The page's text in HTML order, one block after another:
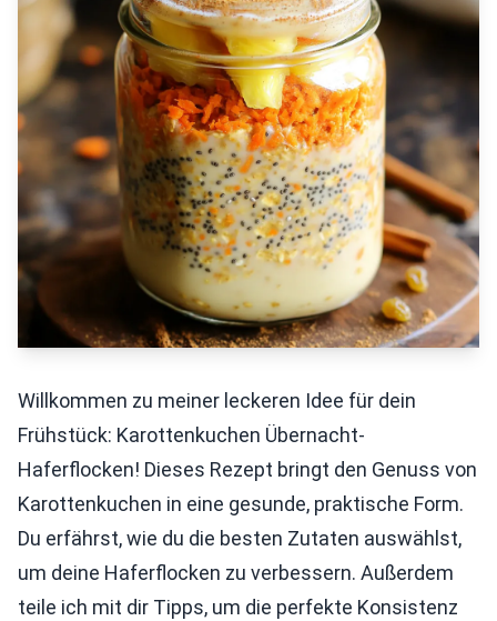
Willkommen zu meiner leckeren Idee für dein
Frühstück: Karottenkuchen Übernacht-
Haferflocken! Dieses Rezept bringt den Genuss von
Karottenkuchen in eine gesunde, praktische Form.
Du erfährst, wie du die besten Zutaten auswählst,
um deine Haferflocken zu verbessern. Außerdem
teile ich mit dir Tipps, um die perfekte Konsistenz